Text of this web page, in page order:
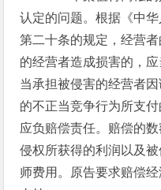
认定的问题。根据《中
第二十条的规定，经营
的经营者造成损害的，
当承担被侵害的经营者
的不正当竞争行为所支
应负赔偿责任。赔偿的
侵权所获得的利润以及
师费用。原告要求赔偿